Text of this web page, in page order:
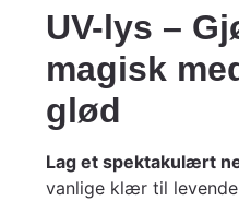
UV-lys –
magisk
glød
Lag et spektakulært
vanlige klær til